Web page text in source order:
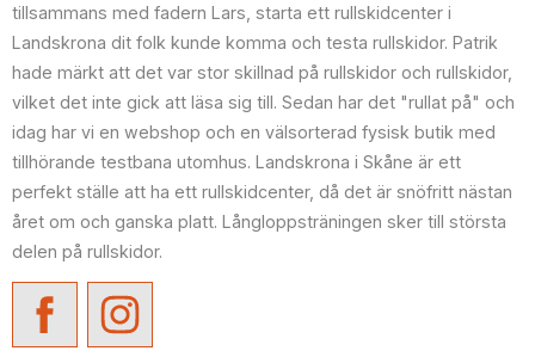
tillsammans med fadern Lars, starta ett rullskidcenter i
Landskrona dit folk kunde komma och testa rullskidor. Patrik
hade märkt att det var stor skillnad på rullskidor och rullskidor,
vilket det inte gick att läsa sig till. Sedan har det "rullat på" och
idag har vi en webshop och en välsorterad fysisk butik med
tillhörande testbana utomhus. Landskrona i Skåne är ett
perfekt ställe att ha ett rullskidcenter, då det är snöfritt nästan
året om och ganska platt. Långloppsträningen sker till största
delen på rullskidor.